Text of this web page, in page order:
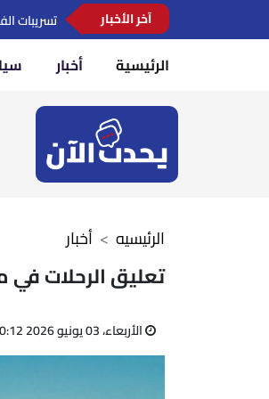
آخر الأخبار
الرئيسية أخبار
أخبار الرئيسيه
تعليق الرحلات في
الأربعاء، 03 يونيو 2026 10:12 ص